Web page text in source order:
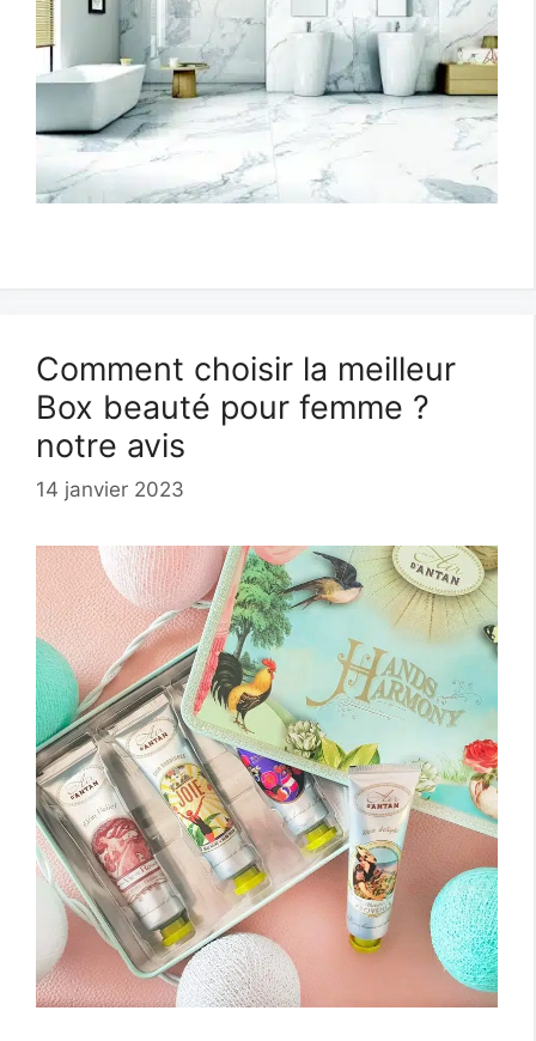
Comment choisir la meilleur
Box beauté pour femme ?
notre avis
14 janvier 2023